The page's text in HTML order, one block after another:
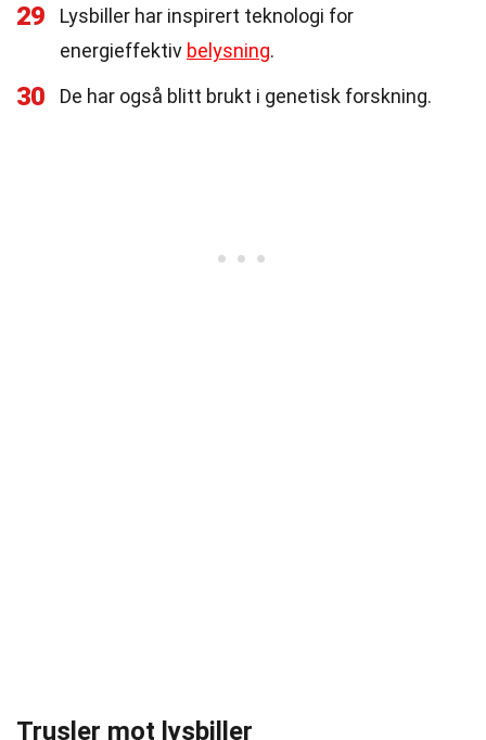
29
Lysbiller har inspirert teknologi for
energieffektiv belysning.
30 De har også blitt brukt i genetisk forskning.
Trusler mot lysbiller